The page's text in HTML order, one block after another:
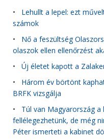
• Lehullt a lepel: ezt
számok
• Nő a feszültség
olaszok ellen ellenőrzést
• Új életet kapott a
• Három év börtönt
BRFK vizsgálja
• Túl van Magyarország a
fellélegezhetünk, de még
Péter ismerteti a kabinet